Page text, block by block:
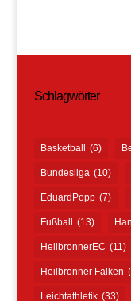
Schlagwörter
Basketball (6)
Bundesliga (10)
EduardPopp (7)
Fußball (13)
HeilbronnerEC (11)
Heilbronner Falken
Leichtathletik (33)